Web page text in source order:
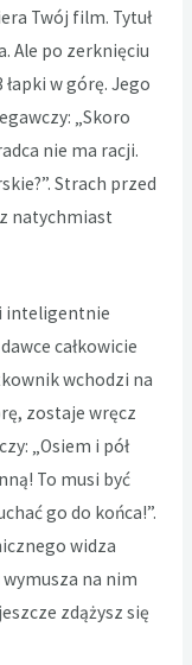
Twój film. Tytuł
Ale po zerknięciu
w górę. Jego
„Skoro
nie ma racji.
Strach przed
natychmiast
inteligentnie
całkowicie
wchodzi na
zostaje wręcz
„Osiem i pół
To musi być
go do końca!”.
widza
na nim
zdążysz się